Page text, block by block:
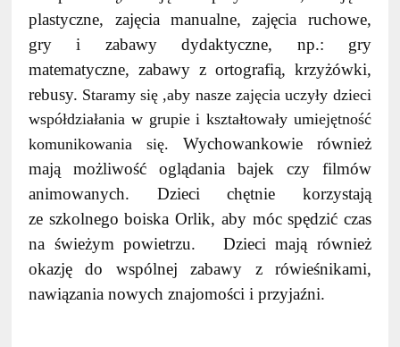
plastyczne, zajęcia manualne, zajęcia ruchowe,
gry i zabawy dydaktyczne, np.: gry
matematyczne, zabawy z ortografią, krzyżówki,
rebusy. Staramy się ,aby nasze zajęcia uczyły dzieci
współdziałania w grupie i kształtowały umiejętność
komunikowania się. Wychowankowie również
mają możliwość oglądania bajek czy filmów
animowanych. Dzieci chętnie korzystają
ze szkolnego boiska Orlik, aby móc spędzić czas
na świeżym powietrzu. Dzieci mają również
okazję do wspólnej zabawy z rówieśnikami,
nawiązania nowych znajomości i przyjaźni.